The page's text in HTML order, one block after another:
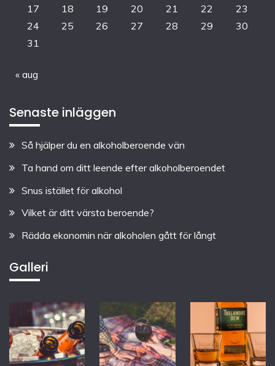
17
18 19 20 21 22
23
24
25 26 27 28 29
30
31
« aug
Senaste inläggen
Så hjälper du en alkoholberoende vän
Ta hand om ditt leende efter alkoholberoendet
Snus istället för alkohol
Vilket är ditt värsta beroende?
Rädda ekonomin när alkoholen gått för långt
Galleri